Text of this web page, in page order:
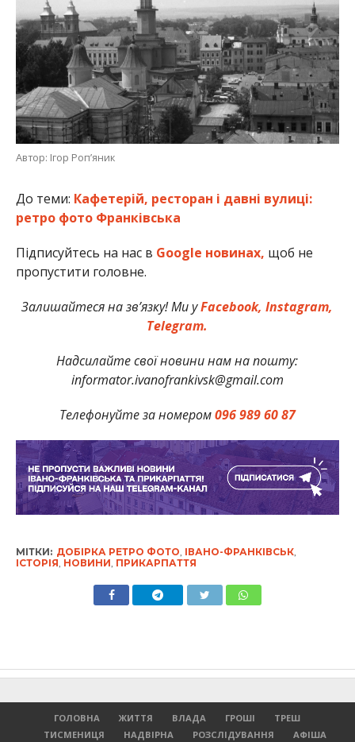
Автор: Ігор Ропʼяник
До теми: Кафетерій, ресторан і давні вулиці:
ретро фото Франківська
Підписуйтесь на нас в Google новинах, щоб не
пропустити головне.
Залишайтеся на зв’язку! Ми уFacebook, Instagram,
Telegram.
Надсилайте свої новини нам на пошту:
informator.ivanofrankivsk@gmail.com
Телефонуйте за номером096 989 60 87
МІТКИ: ДОБІРКА РЕТРО ФОТО, ІВАНО-ФРАНКІВСЬК,
ІСТОРІЯ, НОВИНИ, ПРИКАРПАТТЯ
ГОЛОВНА ЖИТТЯ ВЛАДА ГРОШІ
ТРЕШ
ТИСМЕНИЦЯ
НАДВІРНА РОЗСЛІДУВАННЯ АФІША